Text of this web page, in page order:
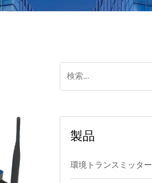
製品
環境トランスミッター